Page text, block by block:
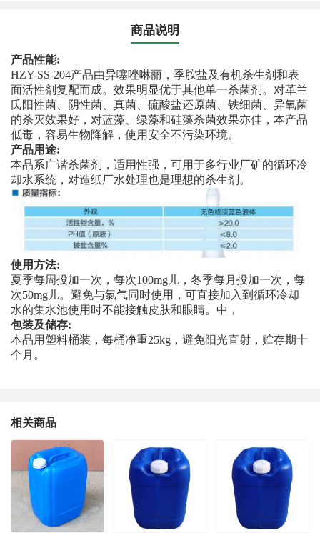
商品说明
产品性能:
HZY-SS-204产品由异噻唑啉丽，季胺盐及有机杀生剂和表
面活性剂复配而成。效果明显优于其他单一杀菌剂。对革兰
氏阳性菌、阴性菌、真菌、硫酸盐还原菌、铁细菌、异氧菌
的杀灭效果好，对蓝藻、绿藻和硅藻杀菌效果亦佳，本产品
低毒，容易生物降解，使用安全不污染环境。
产品用途:
本品系广谐杀菌剂，适用性强，可用于多行业厂矿的循环冷
却水系统，对造纸厂水处理也是理想的杀生剂。
使用方法:
夏季每周投加一次，每次100mg儿，冬季每月投加一次，每
次50mg儿。避免与氯气同时使用，可直接加入到循环冷却
水的集水池使用时不能接触皮肤和眼睛。中，
包装及储存:
本品用塑料桶装，每桶净重25kg，避免阳光直射，贮存期十
个月。
相关商品